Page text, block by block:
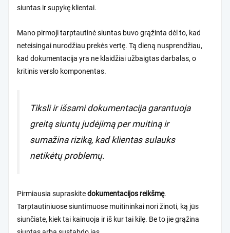
siuntas ir supykę klientai.
Mano pirmoji tarptautinė siuntas buvo grąžinta dėl to, kad
neteisingai nurodžiau prekės vertę. Tą dieną nusprendžiau,
kad dokumentacija yra ne klaidžiai užbaigtas darbalas, o
kritinis verslo komponentas.
Tiksli ir išsami dokumentacija garantuoja
greitą siuntų judėjimą per muitiną ir
sumažina riziką, kad klientas sulauks
netikėtų problemų.
Pirmiausia supraskitedokumentacijos reikšmę.
Tarptautiniuose siuntimuose muitininkai nori žinoti, ką jūs
siunčiate, kiek tai kainuoja ir iš kur tai kilę. Be to jie grąžina